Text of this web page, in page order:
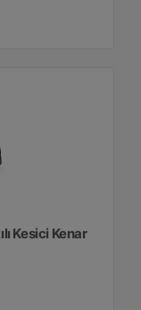
Kesici Kenar